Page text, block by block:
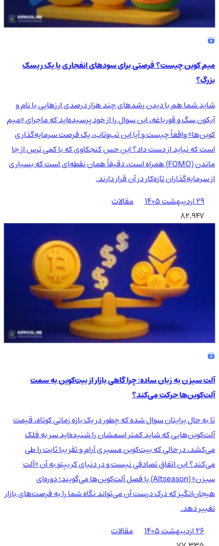
میم کوین چیست؟ فرصتی برای سودهای انفجاری یا یک ریسک
بزرگ؟
شاید شما هم با دیدن رشدهای چند هزار درصدی ارزهایی با نام و
آیکون سگ و قورباغه، این سوال را از خود پرسیده‌اید که ماجرای «میم
کوین‌ها» واقعاً چیست و آیا این تب‌وتاب، یک فرصت سرمایه‌گذاری
است که نباید از دست داد؟ این حس کنجکاوی که با کمی ترس از جا
ماندن (FOMO) همراه است، دقیقاً همان نقطه‌ای است که بسیاری
از سرمایه‌گذاران تازه‌کار در آن قرار دارند.
۲۹ اردیبهشت ۱۴۰۵
مقالات
82,947
آلت سیزن به زبان ساده: چرا گاهی بازار از بیت‌کوین به سمت
آلت‌کوین‌ها حرکت می‌کند؟
تا به حال برایتان سوال شده که چطور در یک بازه زمانی کوتاه، قیمت
آلت‌کوین‌هایی که شاید کمتر اسمشان را شنیده‌اید سر به فلک
می‌کشد، در حالی که بیت‌کوین مسیری آرام و تقریبا ثابت را طی
می‌کند؟ این اتفاق تصادفی نیست و در دنیای کریپتو به آن «آلت
سیزن» (Altseason) یا فصل آلت‌کوین‌ها می‌گویند؛ دوره‌ای
هیجان‌انگیز که درک درست آن می‌تواند نگاه شما را به فرصت‌های بازار
تغییر دهد.
۲۶ اردیبهشت ۱۴۰۵
مقالات